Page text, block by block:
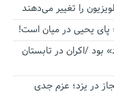
را تغییر می‌دهند
پای یحیی در میان است!
بود /اکران در تابستان
در یزد؛ عزم جدی